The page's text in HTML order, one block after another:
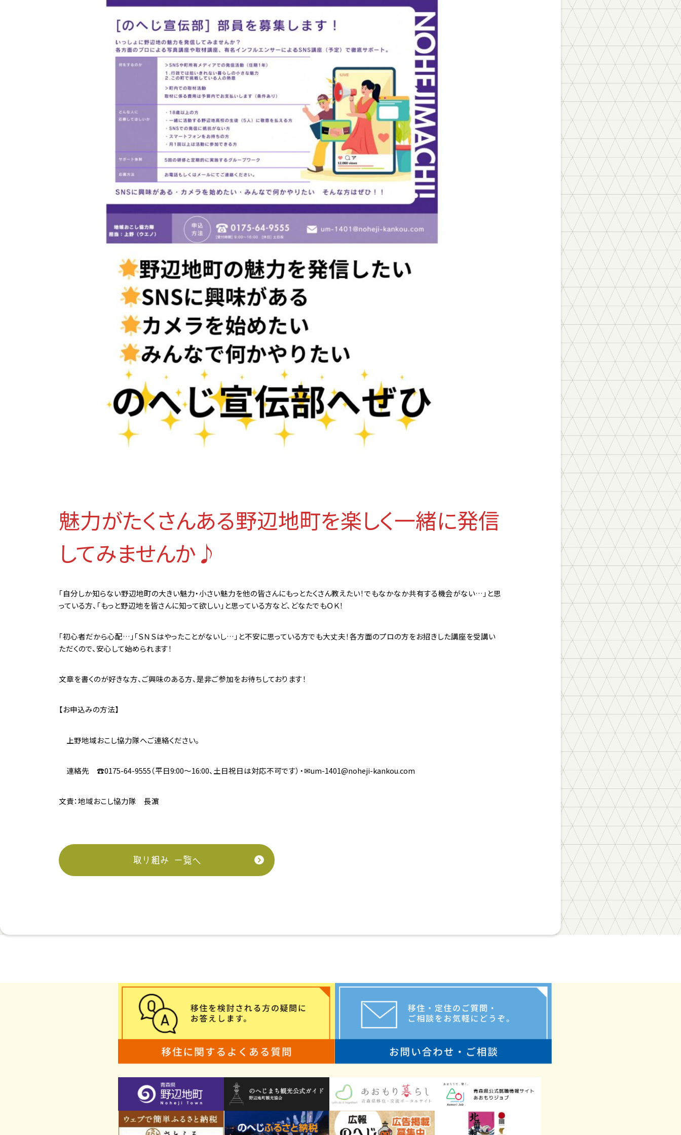
魅力がたくさんある野辺地町を楽しく一緒に発信
してみませんか♪
「自分しか知らない野辺地町の大きい魅力・小さい魅力を他の皆さんにもっとたくさん教えたい！でもなかなか共有する機会がない…」と思
っている方、「もっと野辺地を皆さんに知って欲しい」と思っている方など、どなたでもＯＫ！
「初心者だから心配…」「ＳＮＳはやったことがないし…」と不安に思っている方でも大丈夫！各方面のプロの方をお招きした講座を受講い
ただくので、安心して始められます！
文章を書くのが好きな方、ご興味のある方、是非ご参加をお待ちしております！
【お申込みの方法】
上野地域おこし協力隊へご連絡ください。
連絡先 ☎0175-64-9555（平日9:00～16:00、土日祝日は対応不可です）・✉um-1401@noheji-kankou.com
文責：地域おこし協力隊 長濵
取り組み 一覧へ